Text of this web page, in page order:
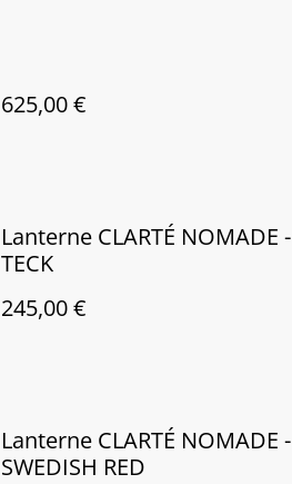
625,00 €
Lanterne CLARTÉ NOMADE -
TECK
245,00 €
Lanterne CLARTÉ NOMADE -
SWEDISH RED